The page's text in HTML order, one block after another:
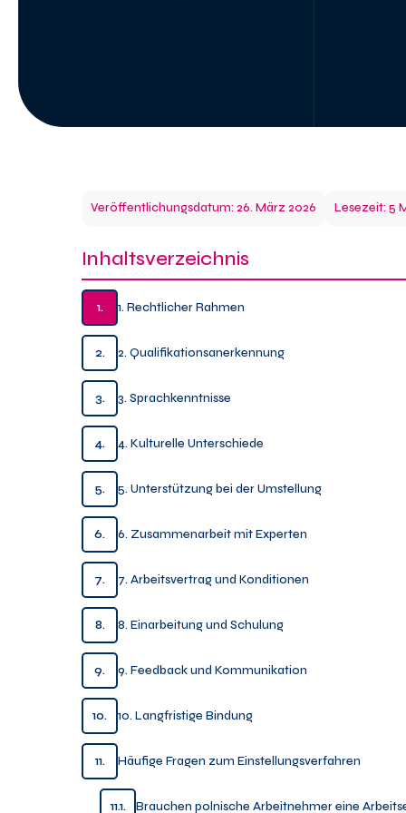
Veröffentlichungsdatum: 26. März 2026 Lesezeit: 5
Inhaltsverzeichnis
1. 1. Rechtlicher Rahmen
2. 2. Qualifikationsanerkennung
3. 3. Sprachkenntnisse
4. 4. Kulturelle Unterschiede
5. 5. Unterstützung bei der Umstellung
6. 6. Zusammenarbeit mit Experten
7. 7. Arbeitsvertrag und Konditionen
8. 8. Einarbeitung und Schulung
9. 9. Feedback und Kommunikation
10. 10. Langfristige Bindung
11. Häufige Fragen zum Einstellungsverfahren
11.1. Brauchen polnische Arbeitnehmer eine